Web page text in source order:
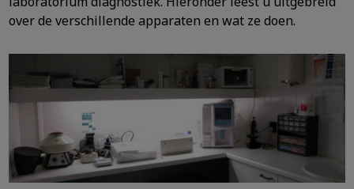
over de verschillende apparaten en wat ze doen.